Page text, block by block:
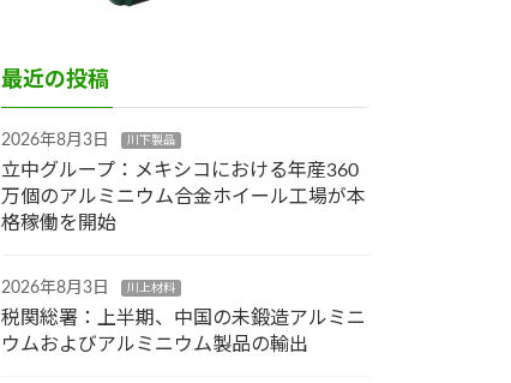
最近の投稿
2026年8月3日 川下製品
立中グループ：メキシコにおける年産360
万個のアルミニウム合金ホイール工場が本
格稼働を開始
2026年8月3日 川上材料
税関総署：上半期、中国の未鍛造アルミニ
ウムおよびアルミニウム製品の輸出